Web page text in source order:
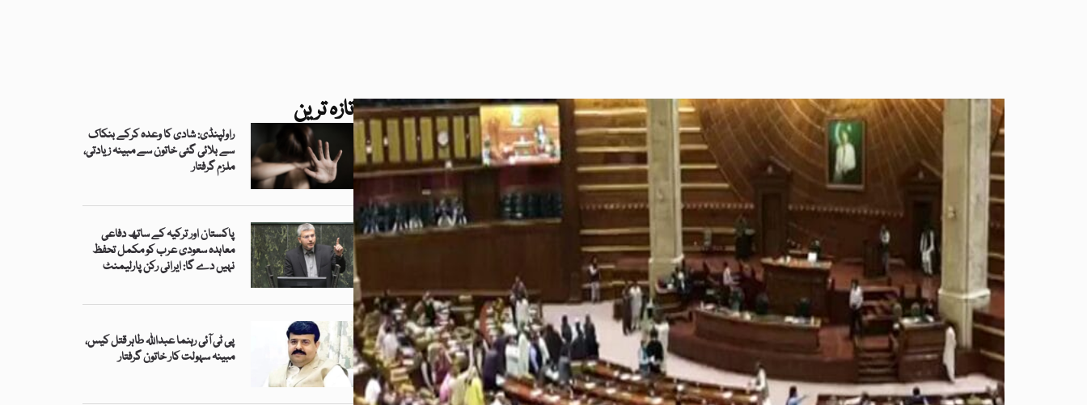
تازہ ترین
راولپنڈی: شادی کا وعدہ کرکے بنکاک
سے بلائی گئی خاتون سے مبینہ زیادتی،
ملزم گرفتار
پاکستان اور ترکیہ کے ساتھ دفاعی
معاہدہ سعودی عرب کو مکمل تحفظ
نہیں دے گا: ایرانی رکن پارلیمنٹ
پی ٹی آئی رہنما عبداللہ طاہر قتل کیس،
مبینہ سہولت کار خاتون گرفتار